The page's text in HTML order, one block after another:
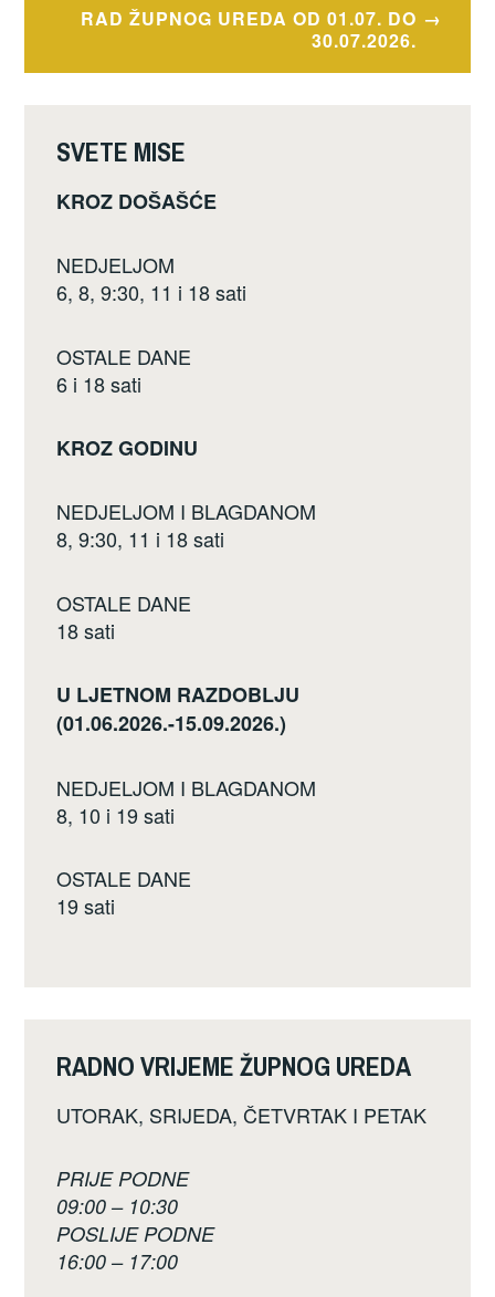
o
k
RAD ŽUPNOG UREDA OD 01.07. DO
30.07.2026.
SVETE MISE
KROZ DOŠAŠĆE
NEDJELJOM
6, 8, 9:30, 11 i 18 sati
OSTALE DANE
6 i 18 sati
KROZ GODINU
NEDJELJOM I BLAGDANOM
8, 9:30, 11 i 18 sati
OSTALE DANE
18 sati
U LJETNOM RAZDOBLJU
(01.06.2026.-15.09.2026.)
NEDJELJOM I BLAGDANOM
8, 10 i 19 sati
OSTALE DANE
19 sati
RADNO VRIJEME ŽUPNOG UREDA
UTORAK, SRIJEDA, ČETVRTAK I PETAK
PRIJE PODNE
09:00 – 10:30
POSLIJE PODNE
16:00 – 17:00